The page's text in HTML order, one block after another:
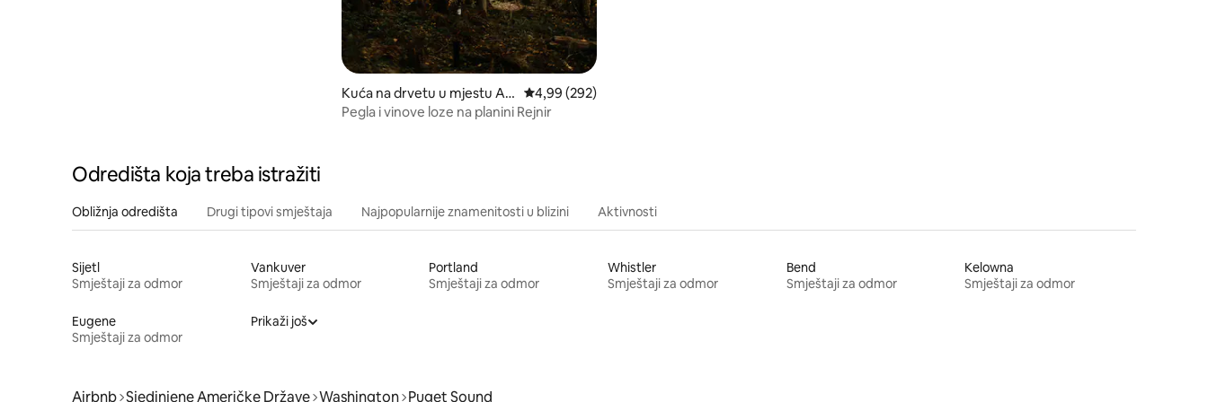
Kuća na drvetu u mjestu As
hford
prosječna ocjena 4,99 od 5, recenzija: 292
4,99 (292)
Pegla i vinove loze na planini Rejnir
Odredišta koja treba istražiti
Obližnja odredišta Drugi tipovi smještaja Najpopularnije znamenitosti u blizini Aktivnosti
Sijetl
Smještaji za odmor
Vankuver
Smještaji za odmor
Portland
Smještaji za odmor
Whistler
Smještaji za odmor
Bend
Smještaji za odmor
Kelowna
Smještaji za odmor
Eugene
Smještaji za odmor
Prikaži još
Airbnb Sjedinjene Američke Države Washington Puget Sound